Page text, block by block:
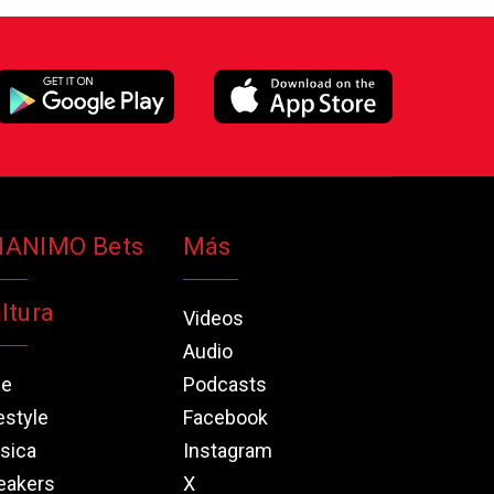
Bets Más
Videos
Audio
Podcasts
Facebook
Instagram
X